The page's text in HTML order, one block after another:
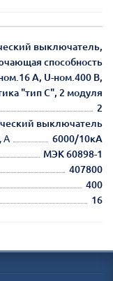
выключатель,
способность
А, U-ном.400 В,
"тип С", 2 модуля
2
выключатель
А
6000/10кА
МЭК 60898-1
407800
400
16